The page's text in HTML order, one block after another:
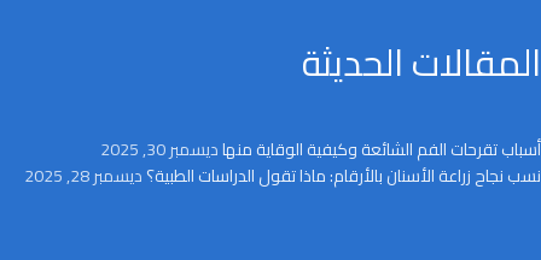
المقالات الحديثة
أسباب تقرحات الفم الشائعة وكيفية الوقاية منهاديسمبر 30, 2025
نسب نجاح زراعة الأسنان بالأرقام: ماذا تقول الدراسات الطبية؟ديسمبر 28, 2025